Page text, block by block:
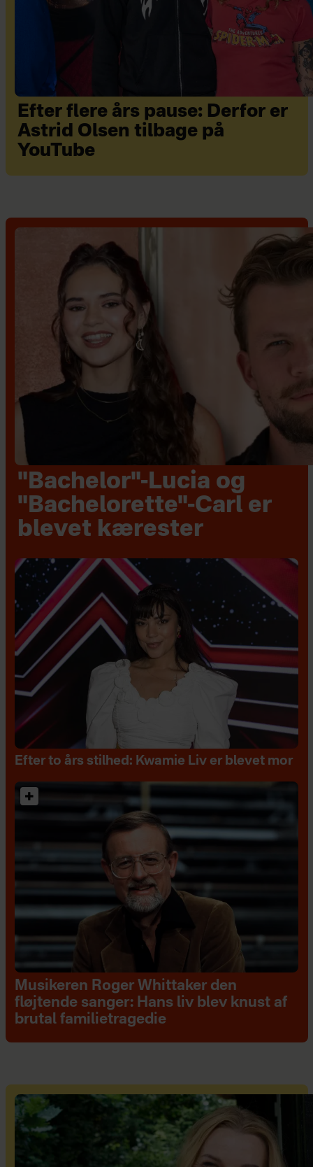
Efter flere års pause: Derfor er
Astrid Olsen tilbage på
YouTube
"Bachelor"-Lucia og
"Bachelorette"-Carl er
blevet kærester
Efter to års stilhed: Kwamie Liv er blevet mor
Musikeren Roger Whittaker den
fløjtende sanger: Hans liv blev knust af
brutal familietragedie